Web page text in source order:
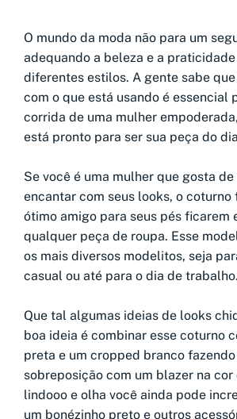
O mundo da moda não para um
adequando a beleza e a
diferentes estilos. A gente sabe
com o que está usando é essencial
corrida de uma mulher
está pronto para ser sua peça do
Se você é uma mulher que gosta de
encantar com seus looks, o coturno
ótimo amigo para seus pés ficarem
qualquer peça de roupa. Esse
os mais diversos modelitos, seja
casual ou até para o dia de trabalho.
Que tal algumas ideias de looks
boa ideia é combinar esse coturno
preta e um cropped branco fazendo
sobreposição com um blazer na
lindooo e olha você ainda pode
um bonézinho preto e outros